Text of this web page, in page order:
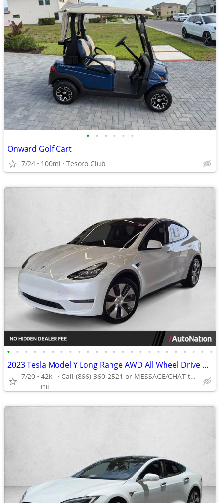
• • • • • •
Onward Golf Cart
7/24 100mi Tesoro Club
• • • • • • • • • • • • • • • • • • • • • • • •
2023 Tesla Model Y Long Range AWD All Wheel Drive SUV Electric AUTONATION
7/20 42k
mi
Call (866) 360-2521 or MESSAGE/CHAT to confirm availability